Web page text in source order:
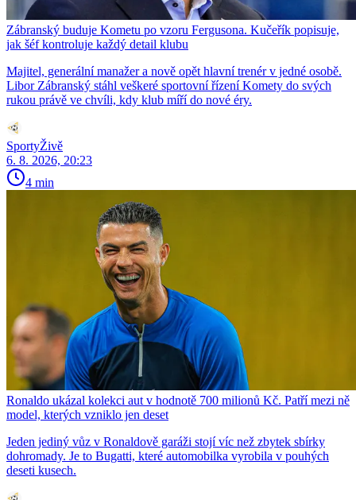
Zábranský buduje Kometu po vzoru Fergusona. Kučeřík popisuje,
jak šéf kontroluje každý detail klubu
Majitel, generální manažer a nově opět hlavní trenér v jedné osobě.
Libor Zábranský stáhl veškeré sportovní řízení Komety do svých
rukou právě ve chvíli, kdy klub míří do nové éry.
SportyŽivě
6. 8. 2026, 20:23
4 min
Ronaldo ukázal kolekci aut v hodnotě 700 milionů Kč. Patří mezi ně
model, kterých vzniklo jen deset
Jeden jediný vůz v Ronaldově garáži stojí víc než zbytek sbírky
dohromady. Je to Bugatti, které automobilka vyrobila v pouhých
deseti kusech.